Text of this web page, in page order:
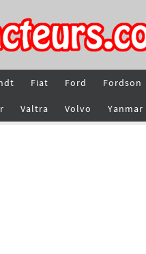
Fiat Ford Fordson
Valtra Volvo Yanmar